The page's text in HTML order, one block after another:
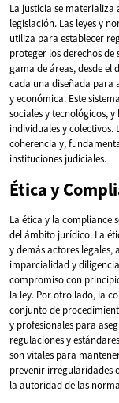
La justicia se
legislación. Las leyes y
utiliza para establecer
proteger los derechos
gama de áreas, desde
cada una diseñada para
y económica. Este
sociales y tecnológicos,
individuales y colectivos.
coherencia y,
instituciones judiciales.
Ética y
La ética y la compliance
del ámbito jurídico. La
y demás actores legales,
imparcialidad y
compromiso con
la ley. Por otro lado, la
conjunto de
y profesionales para
regulaciones y
son vitales para
prevenir irregularidades
la autoridad de las